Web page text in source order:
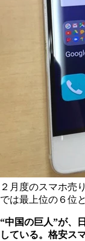
２月度のスマホ売
では最上位の６位
“中国の巨人”が、
している。格安ス